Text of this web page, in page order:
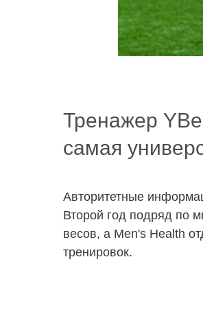
Тренажер
самая
Авторитетные
Второй год подряд по
весов, а Men's Health
тренировок.